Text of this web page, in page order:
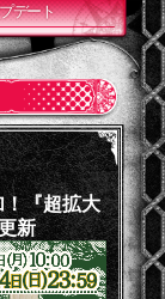
デート
『超拡大
新